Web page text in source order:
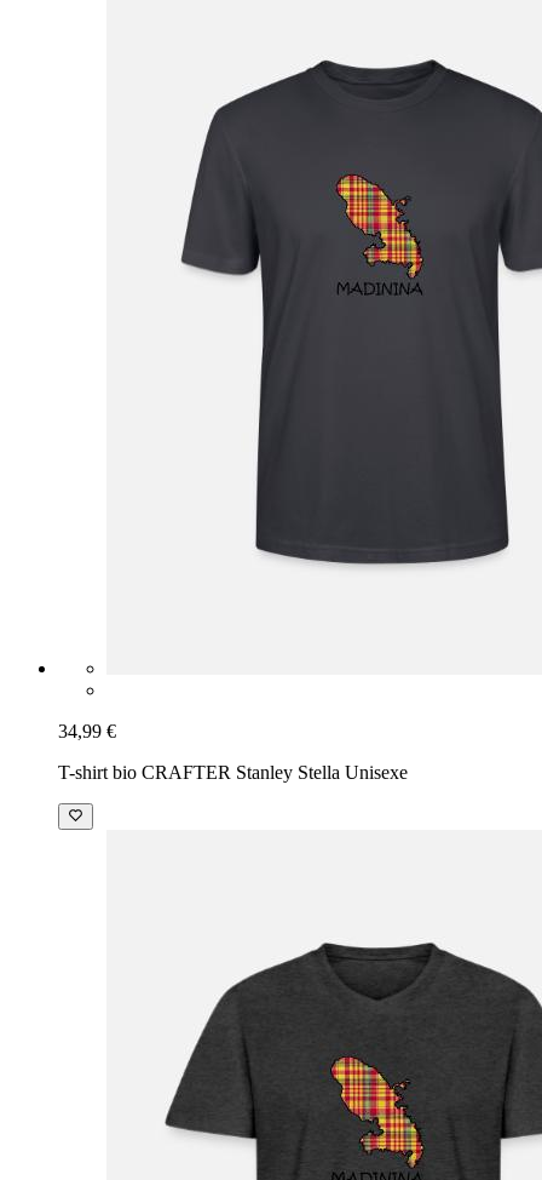
34,99 €
T-shirt bio CRAFTER Stanley Stella Unisexe